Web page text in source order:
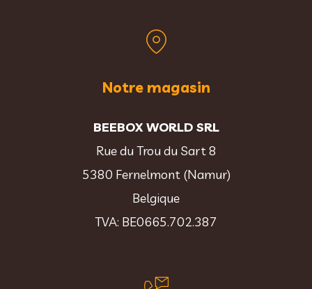
Notre magasin
BEEBOX WORLD SRL
Rue du Trou du Sart 8
5380 Fernelmont (Namur)
Belgique
TVA: BE0665.702.387